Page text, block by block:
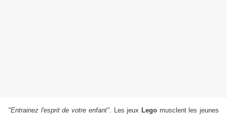
"Entrainez l'esprit de votre enfant". Les jeux Legomusclent les jeunes